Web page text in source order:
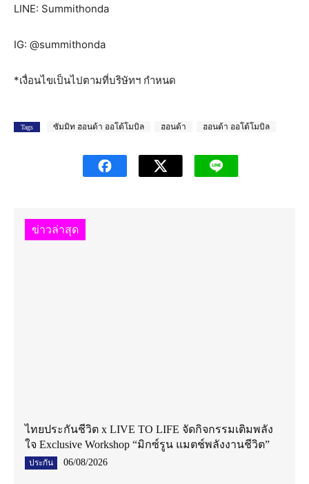
LINE: Summithonda
IG: @summithonda
*เงื่อนไขเป็นไปตามที่บริษัทฯ กำหนด
Tags ซัมมิท ฮอนด้า ออโต้โมบิล ฮอนด้า ฮอนด้า ออโต้โมบิล
ข่าวล่าสุด
ไทยประกันชีวิต x LIVE TO LIFE จัดกิจกรรมเติมพลัง
ใจ Exclusive Workshop “มิกซ์รูน แมตช์พลังงานชีวิต”
ประกัน 06/08/2026